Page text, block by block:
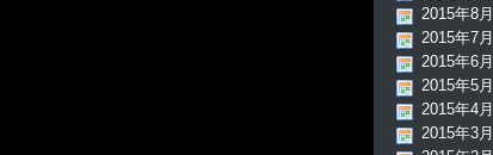
2015年8月
2015年7月
2015年6月
2015年5月
2015年4月
2015年3月